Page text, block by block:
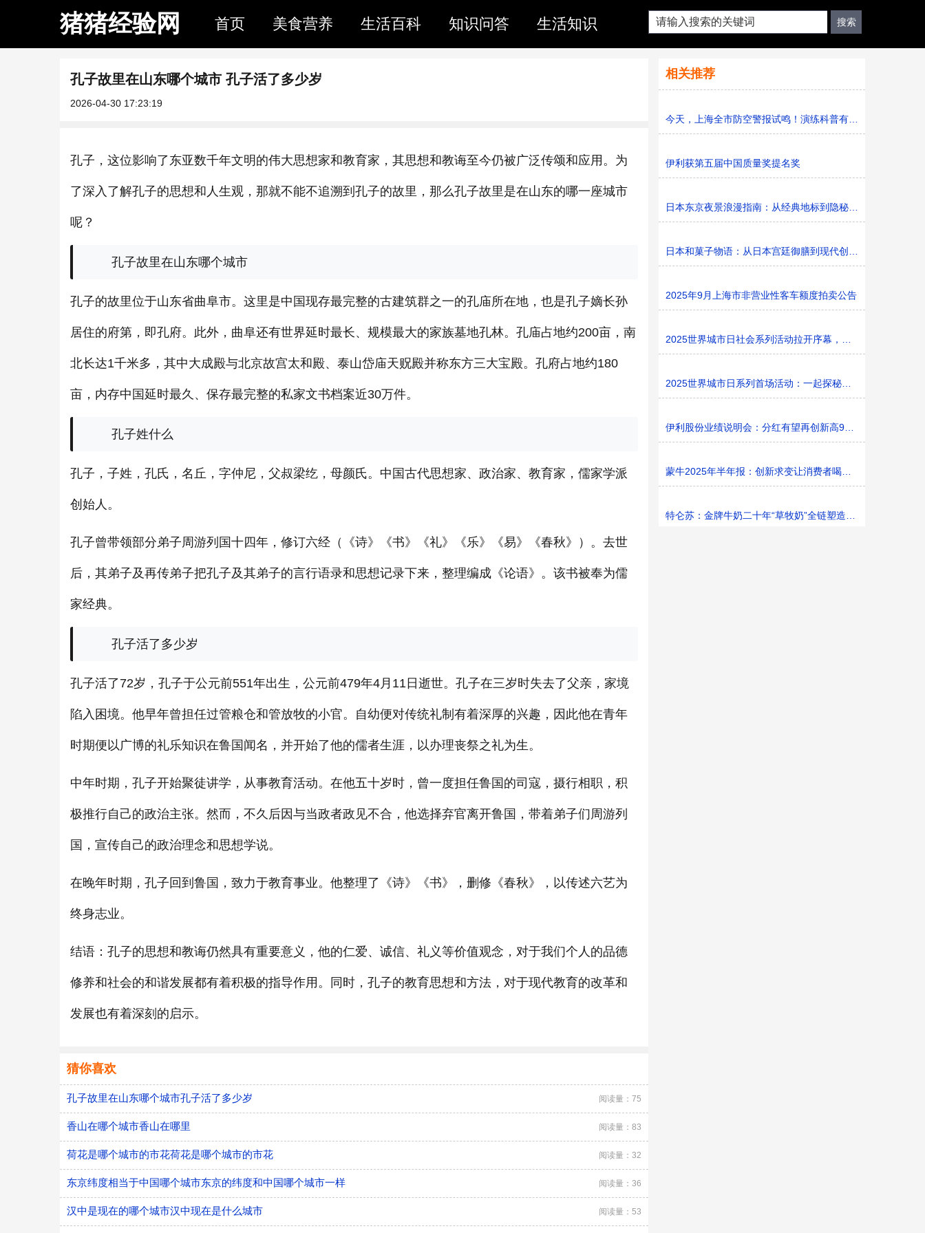
猪猪经验网 首页 美食营养 生活百科 知识问答 生活知识
孔子故里在山东哪个城市 孔子活了多少岁
2026-04-30 17:23:19
孔子，这位影响了东亚数千年文明的伟大思想家和教育家，其思想和教诲至今仍被广泛传颂和应用。为
了深入了解孔子的思想和人生观，那就不能不追溯到孔子的故里，那么孔子故里是在山东的哪一座城市
呢？
孔子故里在山东哪个城市
孔子的故里位于山东省曲阜市。这里是中国现存最完整的古建筑群之一的孔庙所在地，也是孔子嫡长孙
居住的府第，即孔府。此外，曲阜还有世界延时最长、规模最大的家族墓地孔林。孔庙占地约200亩，南
北长达1千米多，其中大成殿与北京故宫太和殿、泰山岱庙天贶殿并称东方三大宝殿。孔府占地约180
亩，内存中国延时最久、保存最完整的私家文书档案近30万件。
孔子姓什么
孔子，子姓，孔氏，名丘，字仲尼，父叔梁纥，母颜氏。中国古代思想家、政治家、教育家，儒家学派
创始人。
孔子曾带领部分弟子周游列国十四年，修订六经（《诗》《书》《礼》《乐》《易》《春秋》）。去世
后，其弟子及再传弟子把孔子及其弟子的言行语录和思想记录下来，整理编成《论语》。该书被奉为儒
家经典。
孔子活了多少岁
孔子活了72岁，孔子于公元前551年出生，公元前479年4月11日逝世。孔子在三岁时失去了父亲，家境
陷入困境。他早年曾担任过管粮仓和管放牧的小官。自幼便对传统礼制有着深厚的兴趣，因此他在青年
时期便以广博的礼乐知识在鲁国闻名，并开始了他的儒者生涯，以办理丧祭之礼为生。
中年时期，孔子开始聚徒讲学，从事教育活动。在他五十岁时，曾一度担任鲁国的司寇，摄行相职，积
极推行自己的政治主张。然而，不久后因与当政者政见不合，他选择弃官离开鲁国，带着弟子们周游列
国，宣传自己的政治理念和思想学说。
在晚年时期，孔子回到鲁国，致力于教育事业。他整理了《诗》《书》，删修《春秋》，以传述六艺为
终身志业。
结语：孔子的思想和教诲仍然具有重要意义，他的仁爱、诚信、礼义等价值观念，对于我们个人的品德
修养和社会的和谐发展都有着积极的指导作用。同时，孔子的教育思想和方法，对于现代教育的改革和
发展也有着深刻的启示。
猜你喜欢
孔子故里在山东哪个城市孔子活了多少岁 阅读量：75
香山在哪个城市香山在哪里 阅读量：83
荷花是哪个城市的市花荷花是哪个城市的市花 阅读量：32
东京纬度相当于中国哪个城市东京的纬度和中国哪个城市一样 阅读量：36
汉中是现在的哪个城市汉中现在是什么城市 阅读量：53
相关推荐
今天，上海全市防空警报试鸣！演练科普有序进行，人防意
伊利获第五届中国质量奖提名奖
日本东京夜景浪漫指南：从经典地标到隐秘胜地
日本和菓子物语：从日本宫廷御膳到现代创新的甜蜜传承
2025年9月上海市非营业性客车额度拍卖公告
2025世界城市日社会系列活动拉开序幕，探寻社区花园里的
2025世界城市日系列首场活动：一起探秘家门口的“魔法花园”
伊利股份业绩说明会：分红有望再创新高9%利润率目标不变
蒙牛2025年半年报：创新求变让消费者喝上奶、喝好奶、喝
特仑苏：金牌牛奶二十年“草牧奶”全链塑造有机新矩阵